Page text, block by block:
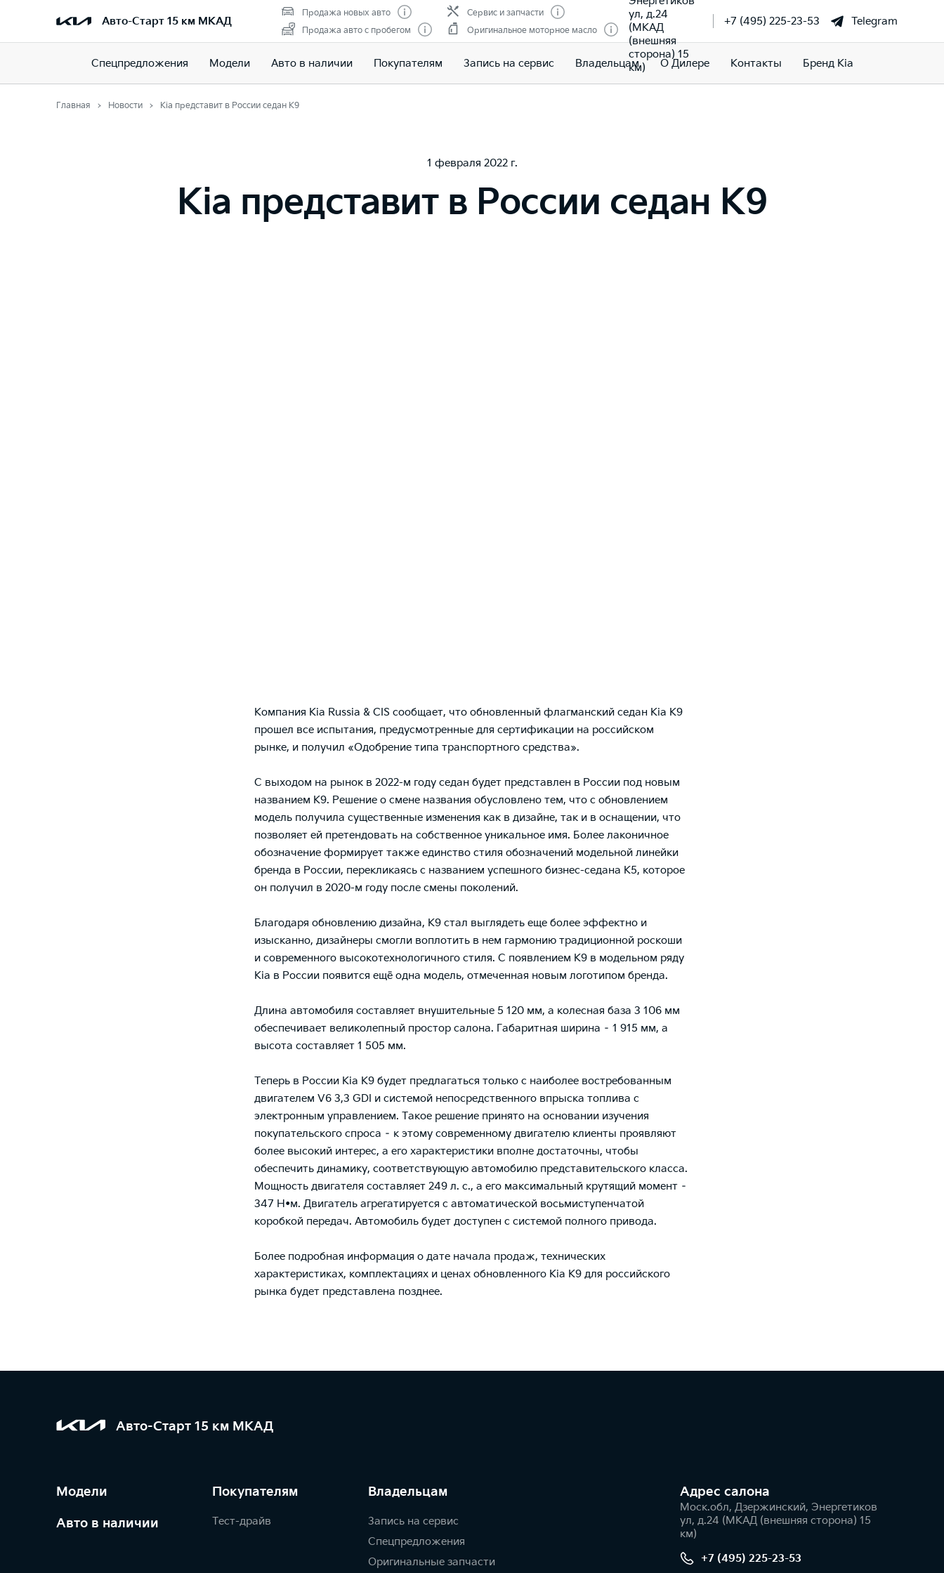
Авто-Старт 15 км МКАД
Продажа новых авто
Продажа авто с пробегом
Сервис и запчасти
Оригинальное моторное масло
ул, д.24
(МКАД
(внешняя
сторона) 15
км)
+7 (495) 225-23-53 Telegram
Спецпредложения Модели Авто в наличии Покупателям Запись на сервис Владельцам О Дилере Контакты Бренд Kia
Главная Новости Kia представит в России седан К9
1 февраля 2022 г.
Kia представит в России седан К9
Компания Kia Russia & CIS сообщает, что обновленный флагманский седан Kia K9
прошел все испытания, предусмотренные для сертификации на российском
рынке, и получил «Одобрение типа транспортного средства».
С выходом на рынок в 2022-м году седан будет представлен в России под новым
названием К9. Решение о смене названия обусловлено тем, что с обновлением
модель получила существенные изменения как в дизайне, так и в оснащении, что
позволяет ей претендовать на собственное уникальное имя. Более лаконичное
обозначение формирует также единство стиля обозначений модельной линейки
бренда в России, перекликаясь с названием успешного бизнес-седана К5, которое
он получил в 2020-м году после смены поколений.
Благодаря обновлению дизайна, K9 стал выглядеть еще более эффектно и
изысканно, дизайнеры смогли воплотить в нем гармонию традиционной роскоши
и современного высокотехнологичного стиля. С появлением К9 в модельном ряду
Kia в России появится ещё одна модель, отмеченная новым логотипом бренда.
Длина автомобиля составляет внушительные 5 120 мм, а колесная база 3 106 мм
обеспечивает великолепный простор салона. Габаритная ширина – 1 915 мм, а
высота составляет 1 505 мм.
Теперь в России Kia K9 будет предлагаться только с наиболее востребованным
двигателем V6 3,3 GDI и системой непосредственного впрыска топлива с
электронным управлением. Такое решение принято на основании изучения
покупательского спроса – к этому современному двигателю клиенты проявляют
более высокий интерес, а его характеристики вполне достаточны, чтобы
обеспечить динамику, соответствующую автомобилю представительского класса.
Мощность двигателя составляет 249 л. с., а его максимальный крутящий момент –
347 Н•м. Двигатель агрегатируется с автоматической восьмиступенчатой
коробкой передач. Автомобиль будет доступен с системой полного привода.
Более подробная информация о дате начала продаж, технических
характеристиках, комплектациях и ценах обновленного Kia К9 для российского
рынка будет представлена позднее.
Авто-Старт 15 км МКАД
Модели
Авто в наличии
Покупателям
Тест-драйв
Владельцам
Запись на сервис
Спецпредложения
Оригинальные запчасти
Адрес салонa
Моск.обл, Дзержинский, Энергетиков
ул, д.24 (МКАД (внешняя сторона) 15
км)
+7 (495) 225-23-53